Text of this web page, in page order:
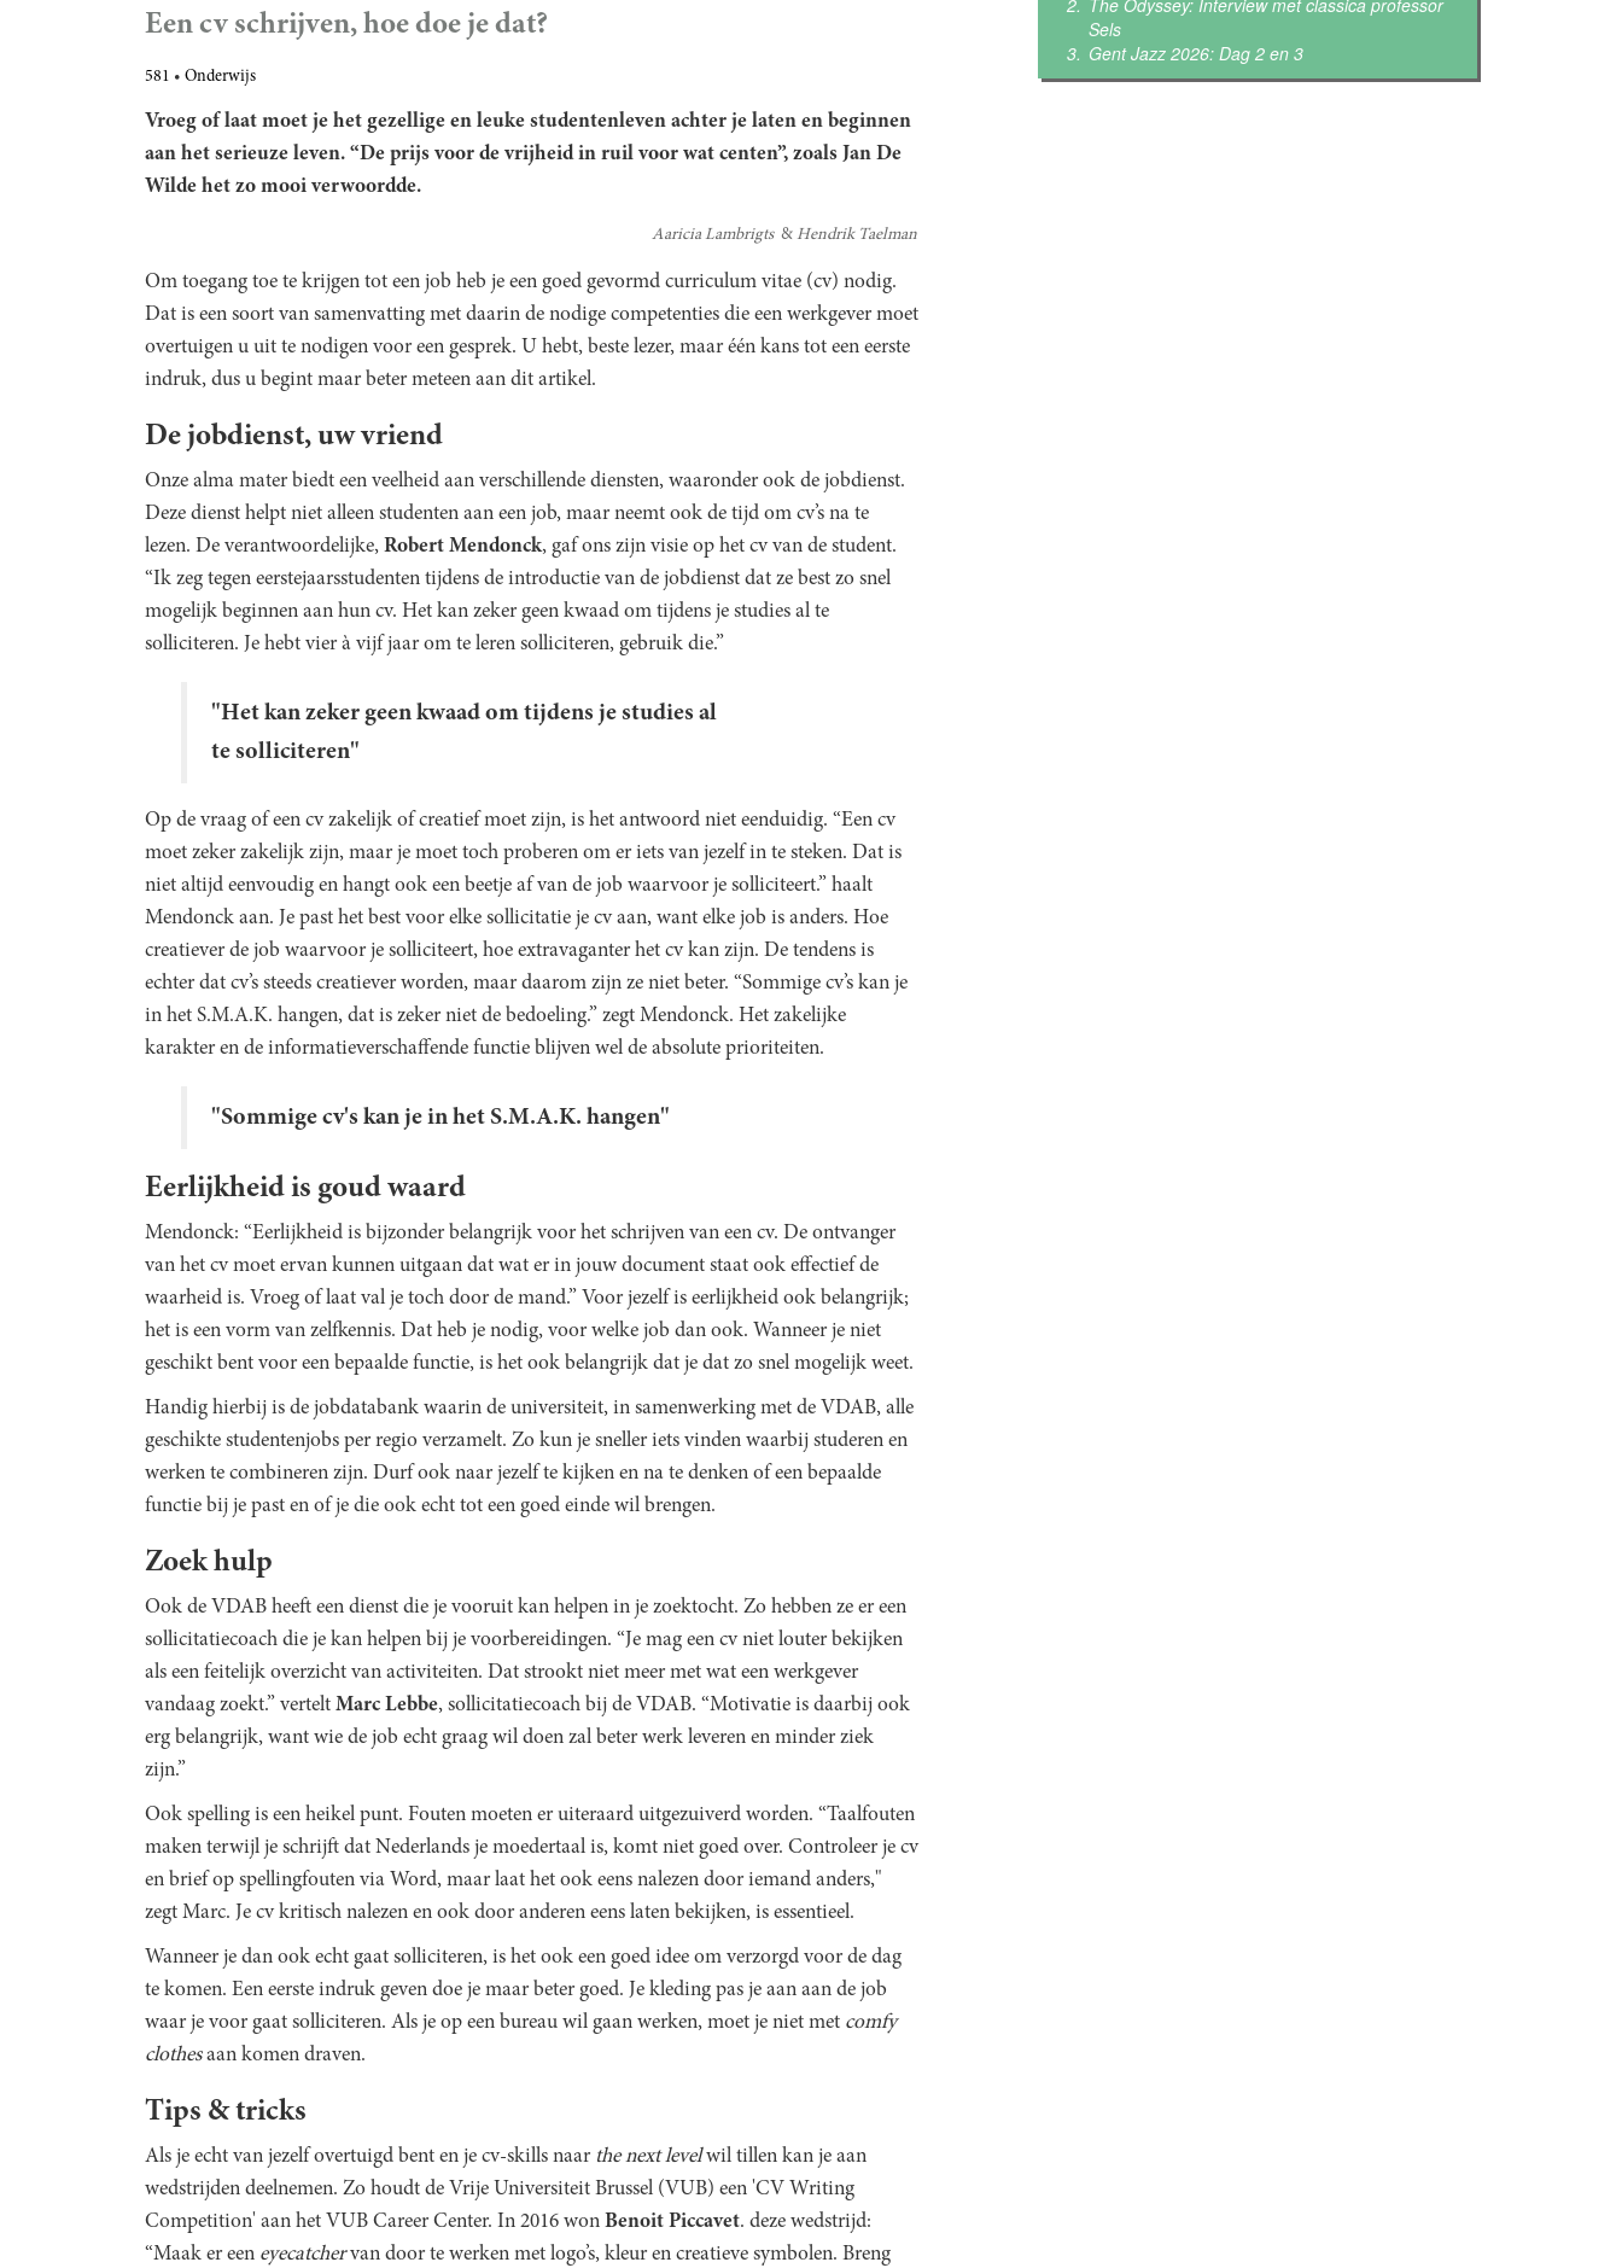
Een cv schrijven, hoe doe je dat?
581 Onderwijs
Vroeg of laat moet je het gezellige en leuke studentenleven achter je laten en beginnen
aan het serieuze leven. “De prijs voor de vrijheid in ruil voor wat centen”, zoals Jan De
Wilde het zo mooi verwoordde.
Aaricia Lambrigts Hendrik Taelman
Om toegang toe te krijgen tot een job heb je een goed gevormd curriculum vitae (cv) nodig.
Dat is een soort van samenvatting met daarin de nodige competenties die een werkgever moet
overtuigen u uit te nodigen voor een gesprek. U hebt, beste lezer, maar één kans tot een eerste
indruk, dus u begint maar beter meteen aan dit artikel.
De jobdienst, uw vriend
Onze alma mater biedt een veelheid aan verschillende diensten, waaronder ook de jobdienst.
Deze dienst helpt niet alleen studenten aan een job, maar neemt ook de tijd om cv’s na te
lezen. De verantwoordelijke, Robert Mendonck, gaf ons zijn visie op het cv van de student.
“Ik zeg tegen eerstejaarsstudenten tijdens de introductie van de jobdienst dat ze best zo snel
mogelijk beginnen aan hun cv. Het kan zeker geen kwaad om tijdens je studies al te
solliciteren. Je hebt vier à vijf jaar om te leren solliciteren, gebruik die.”
"Het kan zeker geen kwaad om tijdens je studies al
te solliciteren"
Op de vraag of een cv zakelijk of creatief moet zijn, is het antwoord niet eenduidig. “Een cv
moet zeker zakelijk zijn, maar je moet toch proberen om er iets van jezelf in te steken. Dat is
niet altijd eenvoudig en hangt ook een beetje af van de job waarvoor je solliciteert.” haalt
Mendonck aan. Je past het best voor elke sollicitatie je cv aan, want elke job is anders. Hoe
creatiever de job waarvoor je solliciteert, hoe extravaganter het cv kan zijn. De tendens is
echter dat cv’s steeds creatiever worden, maar daarom zijn ze niet beter. “Sommige cv’s kan je
in het S.M.A.K. hangen, dat is zeker niet de bedoeling.” zegt Mendonck. Het zakelijke
karakter en de informatieverschaffende functie blijven wel de absolute prioriteiten.
"Sommige cv's kan je in het S.M.A.K. hangen"
Eerlijkheid is goud waard
Mendonck: “Eerlijkheid is bijzonder belangrijk voor het schrijven van een cv. De ontvanger
van het cv moet ervan kunnen uitgaan dat wat er in jouw document staat ook effectief de
waarheid is. Vroeg of laat val je toch door de mand.” Voor jezelf is eerlijkheid ook belangrijk;
het is een vorm van zelfkennis. Dat heb je nodig, voor welke job dan ook. Wanneer je niet
geschikt bent voor een bepaalde functie, is het ook belangrijk dat je dat zo snel mogelijk weet.
Handig hierbij is de jobdatabank waarin de universiteit, in samenwerking met de VDAB, alle
geschikte studentenjobs per regio verzamelt. Zo kun je sneller iets vinden waarbij studeren en
werken te combineren zijn. Durf ook naar jezelf te kijken en na te denken of een bepaalde
functie bij je past en of je die ook echt tot een goed einde wil brengen.
Zoek hulp
Ook de VDAB heeft een dienst die je vooruit kan helpen in je zoektocht. Zo hebben ze er een
sollicitatiecoach die je kan helpen bij je voorbereidingen. “Je mag een cv niet louter bekijken
als een feitelijk overzicht van activiteiten. Dat strookt niet meer met wat een werkgever
vandaag zoekt.” vertelt Marc Lebbe, sollicitatiecoach bij de VDAB. “Motivatie is daarbij ook
erg belangrijk, want wie de job echt graag wil doen zal beter werk leveren en minder ziek
zijn.”
Ook spelling is een heikel punt. Fouten moeten er uiteraard uitgezuiverd worden. “Taalfouten
maken terwijl je schrijft dat Nederlands je moedertaal is, komt niet goed over. Controleer je cv
en brief op spellingfouten via Word, maar laat het ook eens nalezen door iemand anders,"
zegt Marc. Je cv kritisch nalezen en ook door anderen eens laten bekijken, is essentieel.
Wanneer je dan ook echt gaat solliciteren, is het ook een goed idee om verzorgd voor de dag
te komen. Een eerste indruk geven doe je maar beter goed. Je kleding pas je aan aan de job
waar je voor gaat solliciteren. Als je op een bureau wil gaan werken, moet je niet met comfy
clothesaan komen draven.
Tips & tricks
Als je echt van jezelf overtuigd bent en je cv-skills naar the next levelwil tillen kan je aan
wedstrijden deelnemen. Zo houdt de Vrije Universiteit Brussel (VUB) een 'CV Writing
Competition' aan het VUB Career Center. In 2016 won Benoit Piccavet. deze wedstrijd:
“Maak er een eyecatchervan door te werken met logo’s, kleur en creatieve symbolen. Breng
Sels
Gent Jazz 2026: Dag 2 en 3